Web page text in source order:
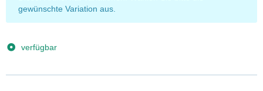
gewünschte Variation aus.
verfügbar